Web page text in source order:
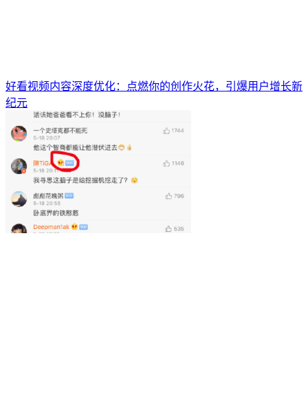
好看视频内容深度优化：点燃你的创作火花，引爆用户增长新
纪元